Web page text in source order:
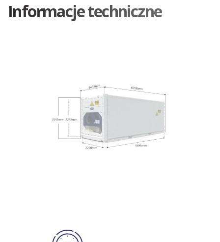
Informacje techniczne